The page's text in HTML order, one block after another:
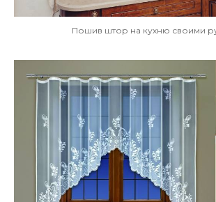
Пошив штор на кухню своими